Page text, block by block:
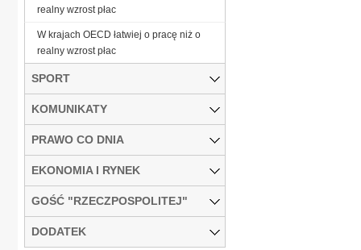
realny wzrost płac
W krajach OECD łatwiej o pracę niż o
realny wzrost płac
SPORT
KOMUNIKATY
PRAWO CO DNIA
EKONOMIA I RYNEK
GOŚĆ "RZECZPOSPOLITEJ"
DODATEK